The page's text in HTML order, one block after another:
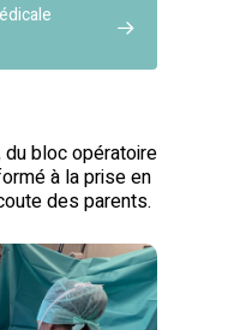
bloc opératoire
à la prise en
des parents.